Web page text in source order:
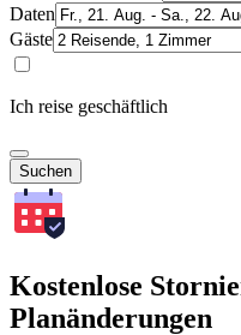
Daten
Gäste
Ich reise geschäftlich
Suchen
Kostenlose
Planänderungen